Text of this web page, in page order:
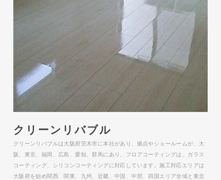
クリーンリバブル
クリーンリバブルは大阪府茨木市に本社があり、拠点やショールームが、大
阪、東京、福岡、広島、愛知、群馬にあり、フロアコーティングは、ガラス
コーティング、シリコンコーティングに対応しています。施工対応エリアは
大阪府を始め関西、関東、九州、近畿、中国、中部、四国エリア全域と東北